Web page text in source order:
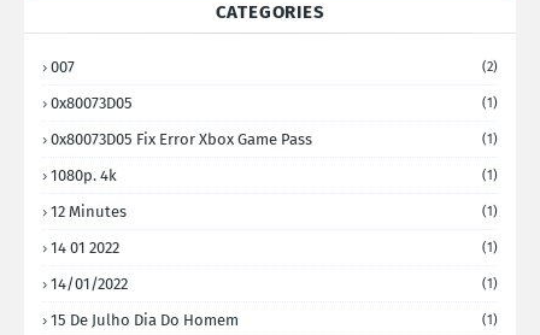
CATEGORIES
007 (2)
0x80073D05 (1)
0x80073D05 Fix Error Xbox Game Pass (1)
1080p. 4k (1)
12 Minutes (1)
14 01 2022 (1)
14/01/2022 (1)
15 De Julho Dia Do Homem (1)